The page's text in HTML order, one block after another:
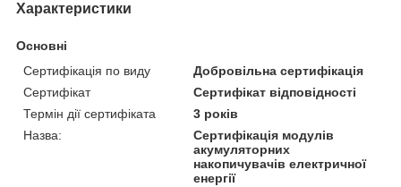
Характеристики
Основні
Сертифікація по виду
Добровільна сертифікація
Сертифікат
Сертифікат відповідності
Термін дії сертифіката
3 років
Назва:
Сертифікація модулів
акумуляторних
накопичувачів електричної
енергії